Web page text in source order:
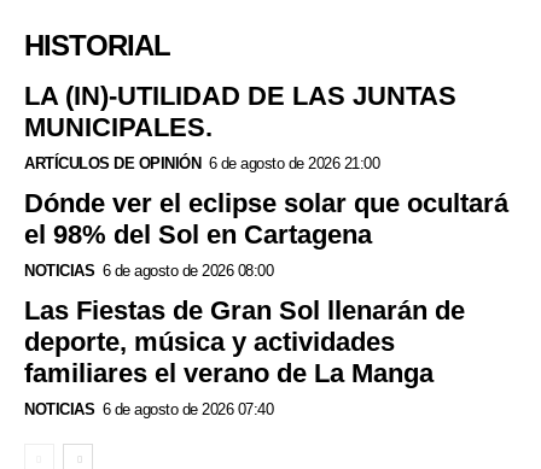
HISTORIAL
LA (IN)-UTILIDAD DE LAS JUNTAS
MUNICIPALES.
ARTÍCULOS DE OPINIÓN 6 de agosto de 2026 21:00
Dónde ver el eclipse solar que ocultará
el 98% del Sol en Cartagena
NOTICIAS 6 de agosto de 2026 08:00
Las Fiestas de Gran Sol llenarán de
deporte, música y actividades
familiares el verano de La Manga
NOTICIAS 6 de agosto de 2026 07:40